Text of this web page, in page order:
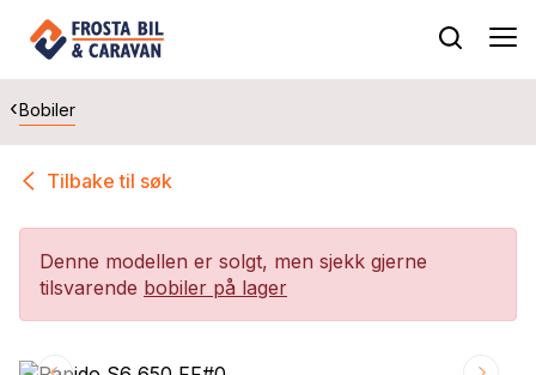
Bobiler
Tilbake til søk
Denne modellen er solgt, men sjekk gjerne
tilsvarende bobiler på lager